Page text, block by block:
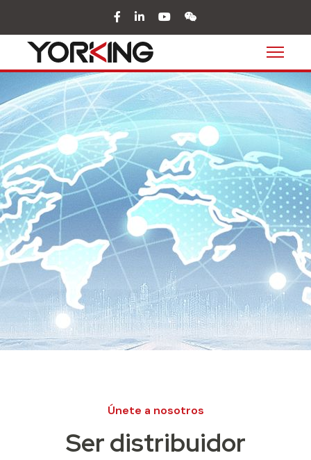
facebook
in youtubewechat
Únete a nosotros
Ser distribuidor